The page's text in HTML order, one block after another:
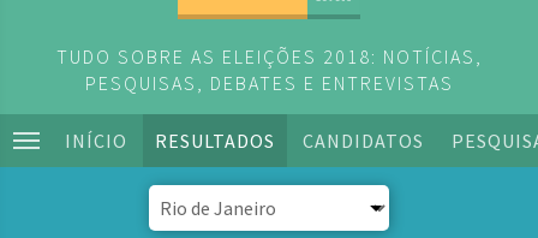
TUDO SOBRE AS ELEIÇÕES 2018: NOTÍCIAS,
PESQUISAS, DEBATES E ENTREVISTAS
INÍCIO RESULTADOS CANDIDATOS